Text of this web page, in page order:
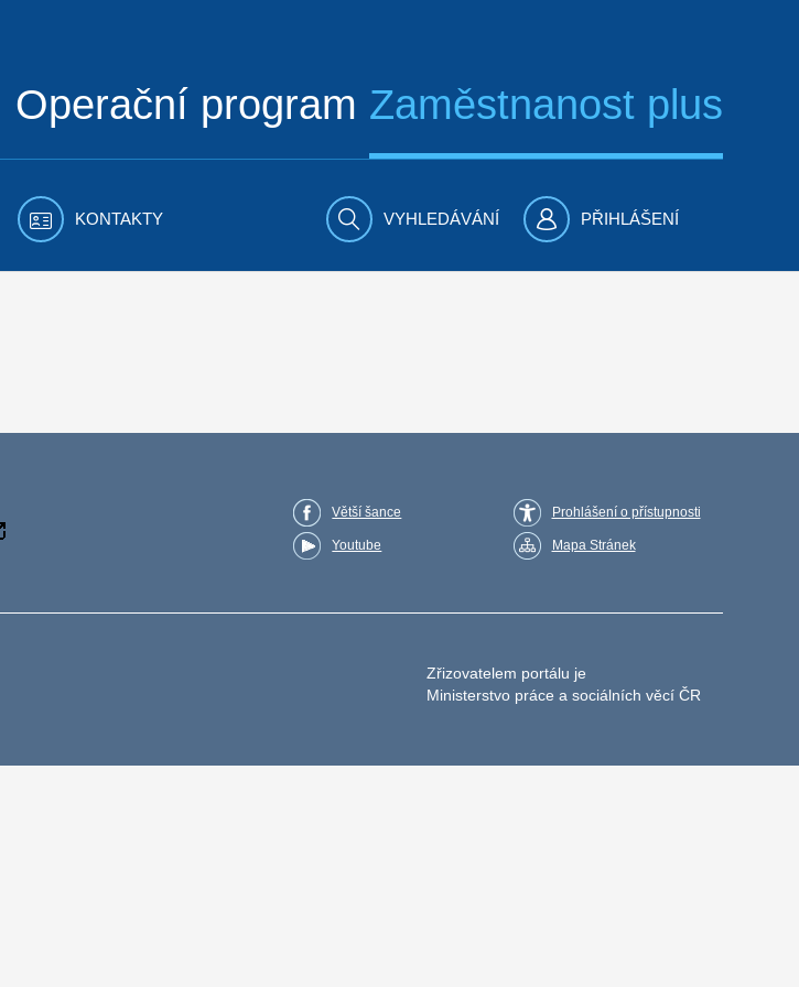
Operační program Zaměstnanost plus
KONTAKTY VYHLEDÁVÁNÍ PŘIHLÁŠENÍ
Větší šance
Youtube
Prohlášení o přístupnosti
Mapa Stránek
Zřizovatelem portálu je
Ministerstvo práce a sociálních věcí ČR